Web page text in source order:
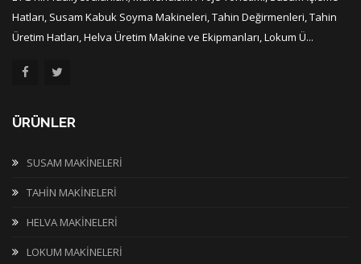
Hatları, Susam Kabuk Soyma Makineleri, Tahin Değirmenleri, Tahin
Üretim Hatları, Helva Üretim Makine ve Ekipmanları, Lokum Ü...
ÜRÜNLER
SUSAM MAKİNELERİ
TAHİN MAKİNELERİ
HELVA MAKİNELERİ
LOKUM MAKİNELERİ